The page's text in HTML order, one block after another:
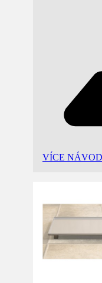
VÍCE